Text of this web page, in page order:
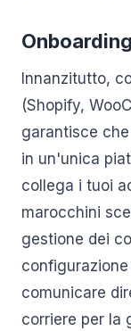
Innanzitutto,
(Shopify,
garantisce
in un'unica
collega i tuoi
marocchini
gestione dei
comunicare
corriere per la